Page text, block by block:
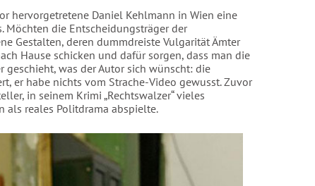
hervorgetretene Daniel Kehlmann in Wien eine
Möchten die Entscheidungsträger der
Gestalten, deren dummdreiste Vulgarität Ämter
Hause schicken und dafür sorgen, dass man die
geschieht, was der Autor sich wünscht: die
er habe nichts vom Strache-Video gewusst. Zuvor
in seinem Krimi „Rechtswalzer“ vieles
als reales Politdrama abspielte.